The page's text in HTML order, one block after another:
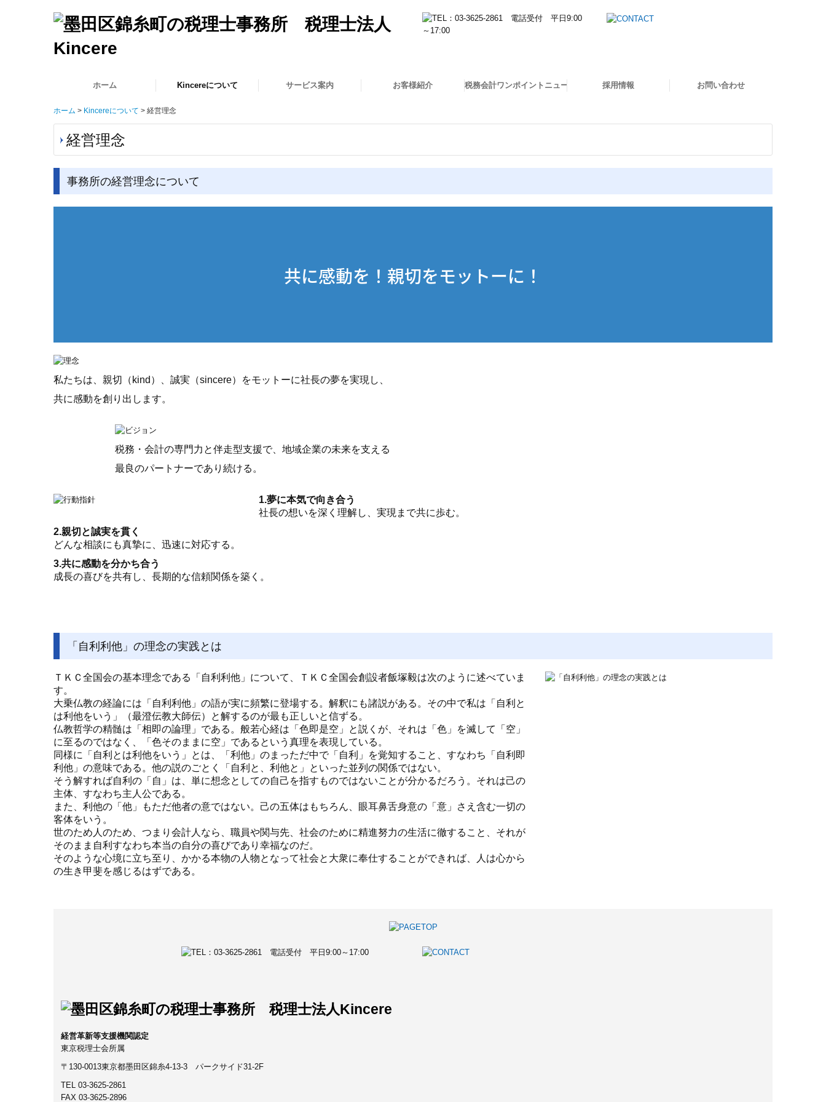
ホーム Kincereについて
事務所紹介
経営理念
リンク集
サービス案内 お客様紹介 税務会計ワンポイントニュース 採用情報 お問い合わせ
ホーム Kincereについて 経営理念
経営理念
事務所の経営理念について
私たちは、親切（kind）、誠実（sincere）をモットーに社長の夢を実現し、
共に感動を創り出します。
税務・会計の専門力と伴走型支援で、地域企業の未来を支える
最良のパートナーであり続ける。
1.夢に本気で向き合う
社長の想いを深く理解し、実現まで共に歩む。
2.親切と誠実を貫く
どんな相談にも真摯に、迅速に対応する。
3.共に感動を分かち合う
成長の喜びを共有し、長期的な信頼関係を築く。
「自利利他」の理念の実践とは
ＴＫＣ全国会の基本理念である「自利利他」について、ＴＫＣ全国会創設者飯塚毅は次のように述べていま
す。
大乗仏教の経論には「自利利他」の語が実に頻繁に登場する。解釈にも諸説がある。その中で私は「自利と
は利他をいう」（最澄伝教大師伝）と解するのが最も正しいと信ずる。
仏教哲学の精髄は「相即の論理」である。般若心経は「色即是空」と説くが、それは「色」を滅して「空」
に至るのではなく、「色そのままに空」であるという真理を表現している。
同様に「自利とは利他をいう」とは、「利他」のまっただ中で「自利」を覚知すること、すなわち「自利即
利他」の意味である。他の説のごとく「自利と、利他と」といった並列の関係ではない。
そう解すれば自利の「自」は、単に想念としての自己を指すものではないことが分かるだろう。それは己の
主体、すなわち主人公である。
また、利他の「他」もただ他者の意ではない。己の五体はもちろん、眼耳鼻舌身意の「意」さえ含む一切の
客体をいう。
世のため人のため、つまり会計人なら、職員や関与先、社会のために精進努力の生活に徹すること、それが
そのまま自利すなわち本当の自分の喜びであり幸福なのだ。
そのような心境に立ち至り、かかる本物の人物となって社会と大衆に奉仕することができれば、人は心から
の生き甲斐を感じるはずである。
経営革新等支援機関認定
東京税理士会所属
〒130-0013東京都墨田区錦糸4-13-3 パークサイド31-2F
TEL 03-3625-2861
FAX 03-3625-2896